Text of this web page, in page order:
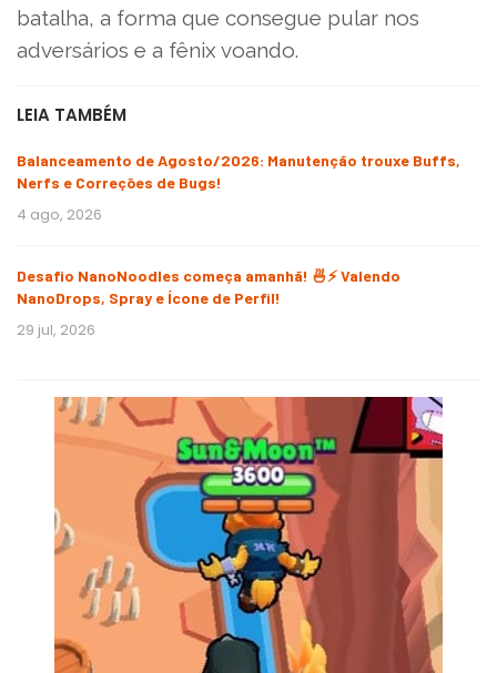
batalha, a forma que consegue pular nos
adversários e a fênix voando.
LEIA TAMBÉM
Balanceamento de Agosto/2026: Manutenção trouxe Buffs,
Nerfs e Correções de Bugs!
4 ago, 2026
Desafio NanoNoodles começa amanhã! 🍜⚡ Valendo
NanoDrops, Spray e Ícone de Perfil!
29 jul, 2026